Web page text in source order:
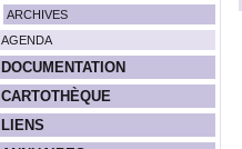
ARCHIVES
AGENDA
DOCUMENTATION
CARTOTHÈQUE
LIENS